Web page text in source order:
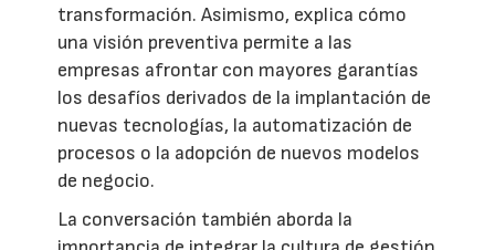
transformación. Asimismo, explica cómo
una visión preventiva permite a las
empresas afrontar con mayores garantías
los desafíos derivados de la implantación de
nuevas tecnologías, la automatización de
procesos o la adopción de nuevos modelos
de negocio.
La conversación también aborda la